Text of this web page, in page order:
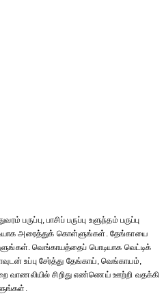
பருப்பு, பாசிப் பருப்பு உளுந்தம் பருப்பு
அரைத்துக் கொள்ளுங்கள். தேங்காயை
வெங்காயத்தைப் பொடியாக வெட்டிக்
உப்பு சேர்த்து தேங்காய், வெங்காயம்,
வாணலியில் சிறிது எண்ணெய் ஊற்றி வதக்கி